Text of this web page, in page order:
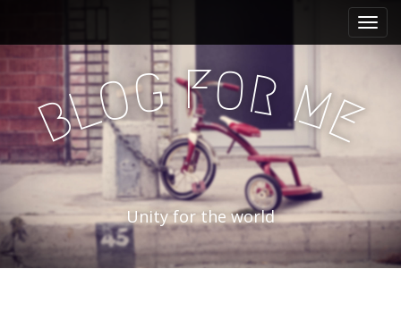
m
e
n
u
i
o
n
n
t
BLOG FOR ME
Unity for the world